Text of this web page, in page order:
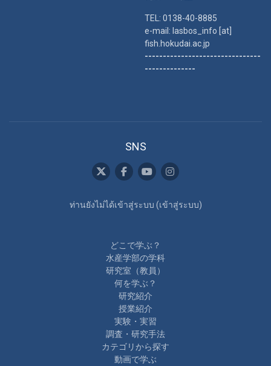
TEL: 0138-40-8885
e-mail: lasbos_info [at]
fish.hokudai.ac.jp
--------------------------------
--------------
SNS
ท่านยังไม่ได้เข้าสู่ระบบ (เข้าสู่ระบบ)
どこで学ぶ？
水産学部の学科
研究室（教員）
何を学ぶ？
研究紹介
授業紹介
実験・実習
調査・研究手法
カテゴリから探す
動画で学ぶ